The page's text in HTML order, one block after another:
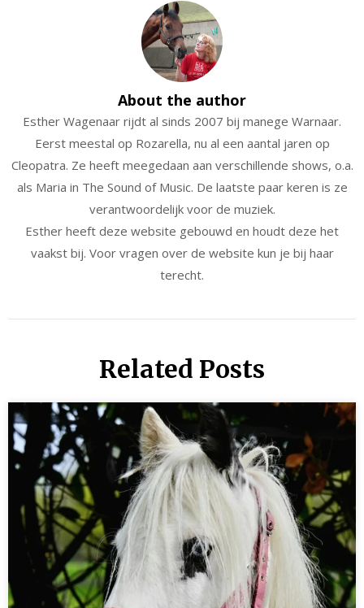
About the author
Esther Wagenaar rijdt al sinds 2007 bij manege Warnaar.
Eerst meestal op Rozarella, nu al een aantal jaren op
Cleopatra. Ze heeft meegedaan aan verschillende shows, o.a.
als Maria in The Sound of Music. De laatste paar keren is ze
verantwoordelijk voor de muziek.
Esther heeft deze website gebouwd en houdt deze het
vaakst bij. Voor vragen over de website kun je bij haar
terecht.
Related Posts